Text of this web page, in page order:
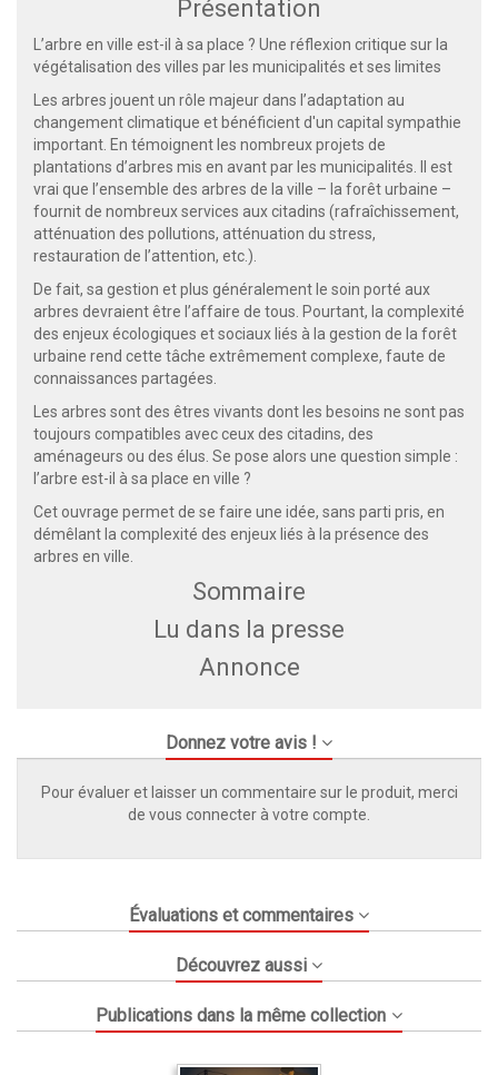
Présentation
L’arbre en ville est-il à sa place ? Une réflexion critique sur la
végétalisation des villes par les municipalités et ses limites
Les arbres jouent un rôle majeur dans l’adaptation au
changement climatique et bénéficient d'un capital sympathie
important. En témoignent les nombreux projets de
plantations d’arbres mis en avant par les municipalités. Il est
vrai que l’ensemble des arbres de la ville – la forêt urbaine –
fournit de nombreux services aux citadins (rafraîchissement,
atténuation des pollutions, atténuation du stress,
restauration de l’attention, etc.).
De fait, sa gestion et plus généralement le soin porté aux
arbres devraient être l’affaire de tous. Pourtant, la complexité
des enjeux écologiques et sociaux liés à la gestion de la forêt
urbaine rend cette tâche extrêmement complexe, faute de
connaissances partagées.
Les arbres sont des êtres vivants dont les besoins ne sont pas
toujours compatibles avec ceux des citadins, des
aménageurs ou des élus. Se pose alors une question simple :
l’arbre est-il à sa place en ville ?
Cet ouvrage permet de se faire une idée, sans parti pris, en
démêlant la complexité des enjeux liés à la présence des
arbres en ville.
Sommaire
Lu dans la presse
Annonce
Donnez votre avis !
Pour évaluer et laisser un commentaire sur le produit, merci
de vous connecter à votre compte.
Évaluations et commentaires
Découvrez aussi
Publications dans la même collection